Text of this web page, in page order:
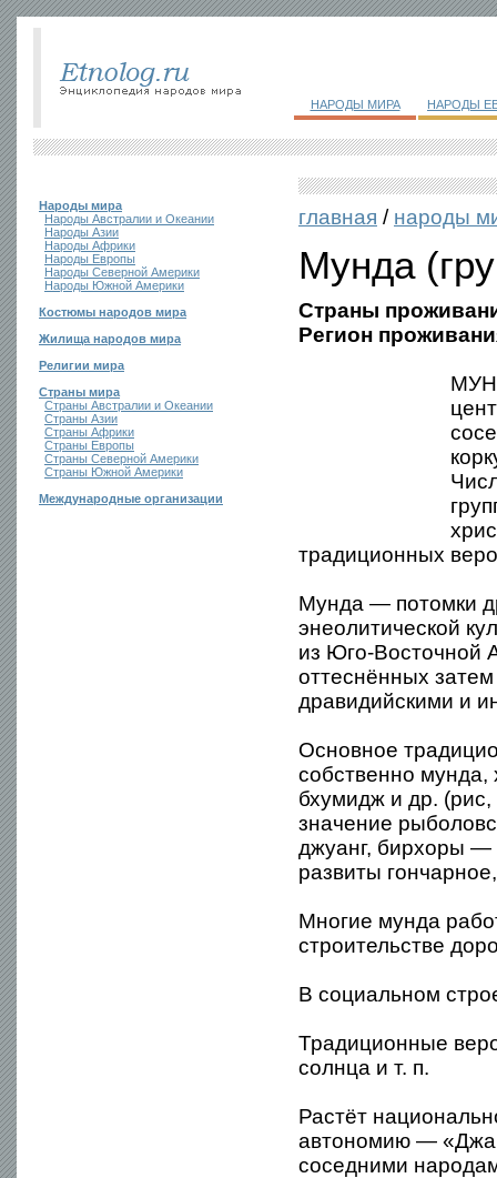
НАРОДЫ МИРА НАРОДЫ
Народы мира
Народы Австралии и Океании
Народы Азии
Народы Африки
Народы Европы
Народы Северной Америки
Народы Южной Америки
Костюмы народов мира
Жилища народов мира
Религии мира
Страны мира
Страны Австралии и Океании
Страны Азии
Страны Африки
Страны Европы
Страны Северной Америки
Страны Южной Америки
Международные организации
главная / народы
Мунда
Страны
Регион
традиционных
Мунда — потомки
энеолитической
из Юго-Восточной
оттеснённых
дравидийскими и
Основное
собственно мунда,
бхумидж и др.
значение
джуанг, бирхоры —
развиты
Многие мунда
строительстве
В социальном
Традиционные
солнца и т. п.
Растёт
автономию —
соседними